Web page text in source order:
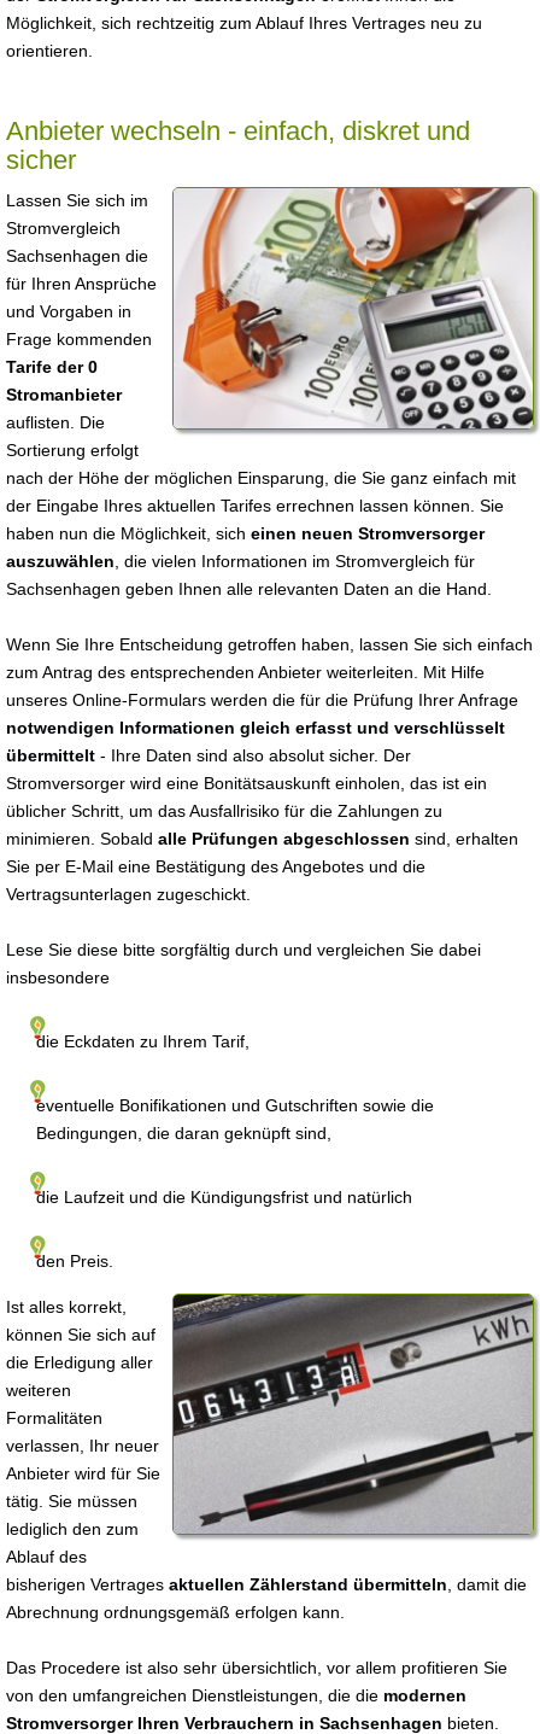
Möglichkeit, sich rechtzeitig zum Ablauf Ihres Vertrages neu zu
orientieren.
Anbieter wechseln - einfach, diskret und
sicher
Lassen Sie sich im
Stromvergleich
Sachsenhagen die
für Ihren Ansprüche
und Vorgaben in
Frage kommenden
Tarife der 0
Stromanbieter
auflisten. Die
Sortierung erfolgt
nach der Höhe der möglichen Einsparung, die Sie ganz einfach mit
der Eingabe Ihres aktuellen Tarifes errechnen lassen können. Sie
haben nun die Möglichkeit, sich einen neuen Stromversorger
auszuwählen , die vielen Informationen im Stromvergleich für
Sachsenhagen geben Ihnen alle relevanten Daten an die Hand.
Wenn Sie Ihre Entscheidung getroffen haben, lassen Sie sich einfach
zum Antrag des entsprechenden Anbieter weiterleiten. Mit Hilfe
unseres Online-Formulars werden die für die Prüfung Ihrer Anfrage
notwendigen Informationen gleich erfasst und verschlüsselt
übermittelt - Ihre Daten sind also absolut sicher. Der
Stromversorger wird eine Bonitätsauskunft einholen, das ist ein
üblicher Schritt, um das Ausfallrisiko für die Zahlungen zu
minimieren. Sobald alle Prüfungen abgeschlossen sind, erhalten
Sie per E-Mail eine Bestätigung des Angebotes und die
Vertragsunterlagen zugeschickt.
Lese Sie diese bitte sorgfältig durch und vergleichen Sie dabei
insbesondere
die Eckdaten zu Ihrem Tarif,
eventuelle Bonifikationen und Gutschriften sowie die
Bedingungen, die daran geknüpft sind,
die Laufzeit und die Kündigungsfrist und natürlich
den Preis.
Ist alles korrekt,
können Sie sich auf
die Erledigung aller
weiteren
Formalitäten
verlassen, Ihr neuer
Anbieter wird für Sie
tätig. Sie müssen
lediglich den zum
Ablauf des
bisherigen Vertrages aktuellen Zählerstand übermitteln , damit die
Abrechnung ordnungsgemäß erfolgen kann.
Das Procedere ist also sehr übersichtlich, vor allem profitieren Sie
von den umfangreichen Dienstleistungen, die die modernen
Stromversorger Ihren Verbrauchern in Sachsenhagen bieten.